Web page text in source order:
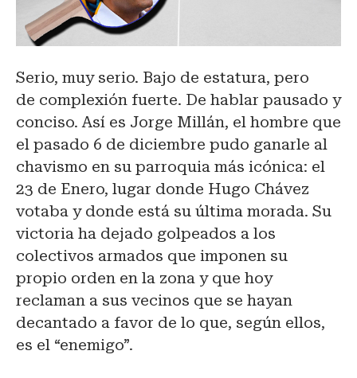
Serio, muy serio. Bajo de estatura, pero
de complexión fuerte. De hablar pausado y
conciso. Así es Jorge Millán, el hombre que
el pasado 6 de diciembre pudo ganarle al
chavismo en su parroquia más icónica: el
23 de Enero, lugar donde Hugo Chávez
votaba y donde está su última morada. Su
victoria ha dejado golpeados a los
colectivos armados que imponen su
propio orden en la zona y que hoy
reclaman a sus vecinos que se hayan
decantado a favor de lo que, según ellos,
es el “enemigo”.